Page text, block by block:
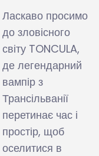
Ласкаво просимо
до зловісного
світу TONCULA,
де легендарний
вампір з
Трансільванії
перетинає час і
простір, щоб
оселитися в